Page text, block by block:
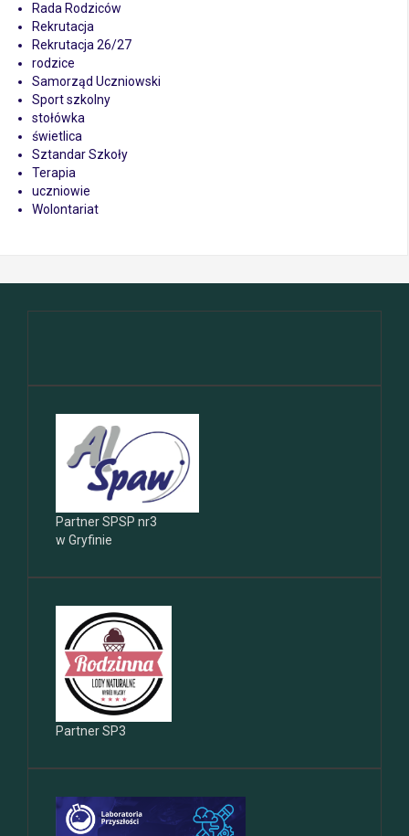
Rada Rodziców
Rekrutacja
Rekrutacja 26/27
rodzice
Samorząd Uczniowski
Sport szkolny
stołówka
świetlica
Sztandar Szkoły
Terapia
uczniowie
Wolontariat
Partner SPSP nr3
w Gryfinie
Partner SP3